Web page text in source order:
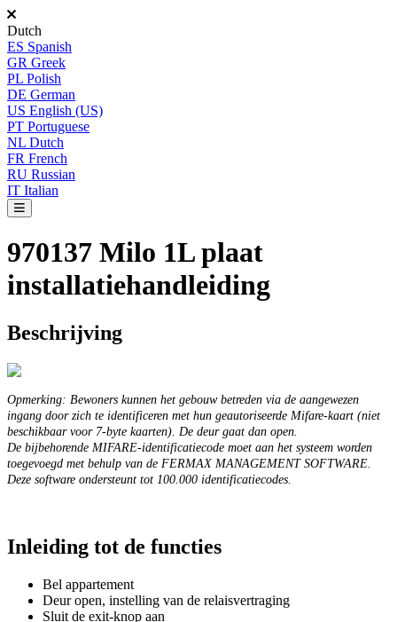
Dutch
ES Spanish
GR Greek
PL Polish
DE German
US English (US)
PT Portuguese
NL Dutch
FR French
RU Russian
IT Italian
970137 Milo 1L plaat
installatiehandleiding
Beschrijving
Opmerking: Bewoners kunnen het gebouw betreden via de aangewezen
ingang door zich te identificeren met hun geautoriseerde Mifare-kaart (niet
beschikbaar voor 7-byte kaarten) De deur gaat dan open
De bijbehorende MIFARE-identificatiecode moet aan het systeem worden
toegevoegd met behulp van de FERMAX MANAGEMENT SOFTWARE
Deze software ondersteunt tot 100 000 identificatiecodes
Inleiding tot de functies
Bel appartement
Deur open, instelling van de relaisvertraging
Sluit de exit-knop aan